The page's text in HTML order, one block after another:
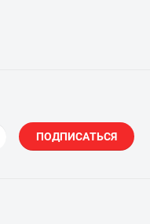
ПОДПИСАТЬСЯ